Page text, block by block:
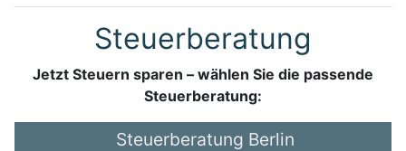
Steuerberatung
Jetzt Steuern sparen – wählen Sie die passende
Steuerberatung:
Steuerberatung Berlin